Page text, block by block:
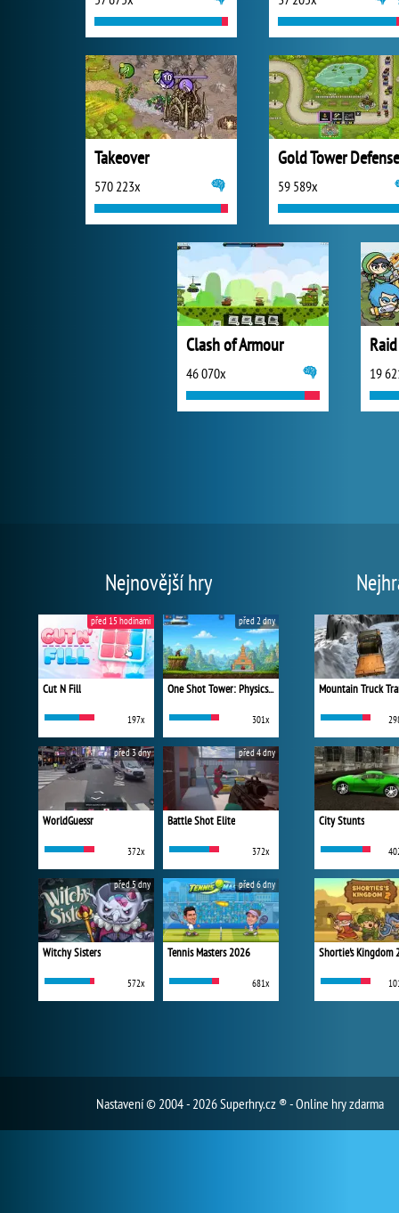
Takeover
570 223x
Gold Tower Defense
59 589x
Clash of Armour
46 070x 19
Nejnovější hry
Cut N Fill
197x
před 15 hodinami
One Shot Tower: Physics Destroyer
301x
před 2 dny
WorldGuessr
372x
před 3 dny
Battle Shot Elite
372x
před 4 dny
Witchy Sisters
572x
před 5 dny
Tennis Masters 2026
681x
před 6 dny
Mountain Truck
City Stunts
Shortie's Kingdom
Nastavení© 2004 - 2026 Superhry.cz ® - Online hry zdarma